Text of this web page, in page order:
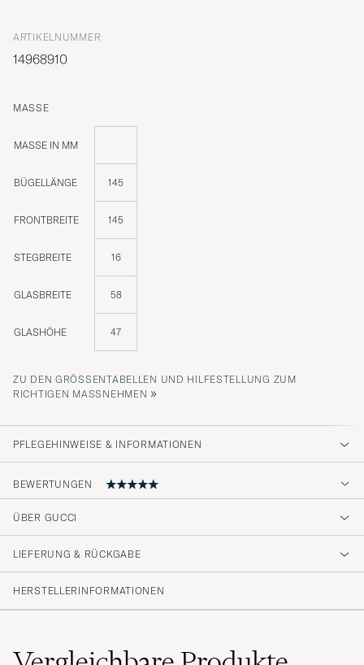
ARTIKELNUMMER
14968910
MASSE
MASSE IN MM
BÜGELLÄNGE 145
FRONTBREITE 145
STEGBREITE 16
GLASBREITE 58
GLASHÖHE 47
ZU DEN GRÖSSENTABELLEN UND HILFESTELLUNG ZUM R
ICHTIGEN MASSNEHMEN
»
PFLEGEHINWEISE & INFORMATIONEN
BEWERTUNGEN
Sköna solglasögon
KENNETH J GEKAUFT AM AUF CAREOFCARL.SE
ÜBER GUCCI
LIEFERUNG & RÜCKGABE
HERSTELLERINFORMATIONEN